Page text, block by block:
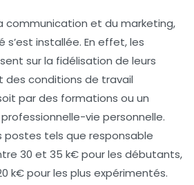
communication et du marketing,
s’est installée. En effet, les
sur la fidélisation de leurs
des conditions de travail
par des formations ou un
vie personnelle.
postes tels que responsable
30 et 35 k€ pour les débutants,
k€ pour les plus expérimentés.